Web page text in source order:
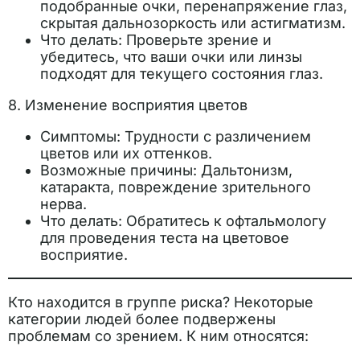
подобранные очки, перенапряжение глаз,
скрытая дальнозоркость или астигматизм.
Что делать: Проверьте зрение и
убедитесь, что ваши очки или линзы
подходят для текущего состояния глаз.
8. Изменение восприятия цветов
Симптомы: Трудности с различением
цветов или их оттенков.
Возможные причины: Дальтонизм,
катаракта, повреждение зрительного
нерва.
Что делать: Обратитесь к офтальмологу
для проведения теста на цветовое
восприятие.
Кто находится в группе риска? Некоторые
категории людей более подвержены
проблемам со зрением. К ним относятся: